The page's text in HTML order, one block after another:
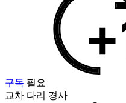
구독 필요
교차 다리 경사